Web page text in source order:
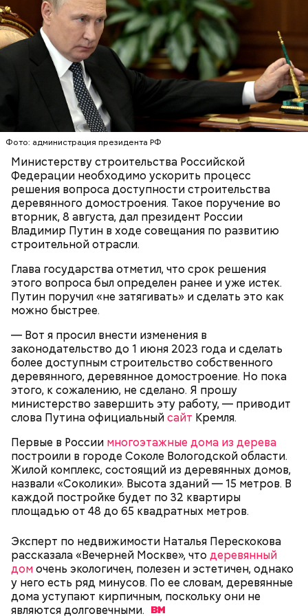
Фото: администрация президента РФ
Министерству строительства Российской
Федерации необходимо ускорить процесс
решения вопроса доступности строительства
деревянного домостроения. Такое поручение во
вторник, 8 августа, дал президент России
Владимир Путин в ходе совещания по развитию
строительной отрасли.
Глава государства отметил, что срок решения
этого вопроса был определен ранее и уже истек.
Путин поручил «не затягивать» и сделать это как
можно быстрее.
— Вот я просил внести изменения в
законодательство до 1 июня 2023 года и сделать
более доступным строительство собственного
деревянного, деревянное домостроение. Но пока
этого, к сожалению, не сделано. Я прошу
министерство завершить эту работу, — приводит
слова Путина официальныйсайт Кремля.
Первые в России многоэтажные дома из дерева
построили в городе Соколе Вологодской области.
Жилой комплекс, состоящий из деревянных домов,
назвали «Соколики». Высота зданий — 15 метров. В
каждой постройке будет по 32 квартиры
площадью от 48 до 65 квадратных метров.
Эксперт по недвижимости Наталья Перескокова
рассказала «Вечерней Москве», что деревянный
домочень экологичен, полезен и эстетичен, однако
у него есть ряд минусов. По ее словам, деревянные
дома уступают кирпичным, поскольку они не
являютсядолговечными.
что должно быть в составе
крабовых палочек
— Бывает тушенка, в которой много сала и
добавок, — ее нежелательно есть. Если эта тушенка
— просто мясо или даже домашнего
приготовления, то один-два раза в неделю она
может присутствовать в рационе, — подчеркнула
специалист.
По словам врача, тушенка полезнее колбасы,
потому что является отварным и герметично
упакованным продуктом. Однако если на упаковке
есть повреждения, то в таком случае даже
качественную тушенку брать не стоит. Она
непригодна для употребления и может стать
причиной развития ботулизма или других опасных
инфекций.
Если после вскрытия переложить тушенку в
другую посуду, она не будет портиться сутки или
двое, добавила Русакова. В противном случае при
вскрытии происходят процессы окисления, и
металлическая упаковка начинает оказывать
негативное влияние на мясо, заключила специалист.
— Затем достать подпекшийся до темного цвета
перец с углей и переложить его в пакет, чтобы
кожица стала мягкой. После необходимо снять эту
кожицу с овоща и нарезать. Далее готовые лук,
баклажан и кабачок разрезать пополам, а помидор
— на крупные дольки, — рассказал собеседник
«ВМ».
Для заправки нужно мелко нарезать чеснок и
смешать его с уксусом, оливковым маслом, сахаром
и нарезанной веточкой тархуна.
на сковороде и выложить их на салат, — дополнил
Белькович.
Диетолог Соломатина объяснила,
как без вреда для здоровья выйти
из Великого поста
— Из указанных мною объемов у вас должно
получиться три кулича среднего размера. Выпекать
их нужно при температуре 180 градусов около 40
минут.
Глазурь